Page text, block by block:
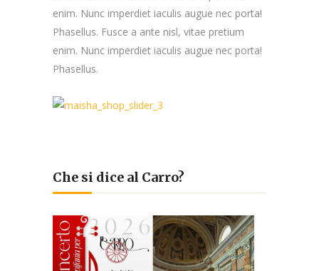
enim. Nunc imperdiet iaculis augue nec porta!
Phasellus. Fusce a ante nisl, vitae pretium
enim. Nunc imperdiet iaculis augue nec porta!
Phasellus.
Che si dice al Carro?